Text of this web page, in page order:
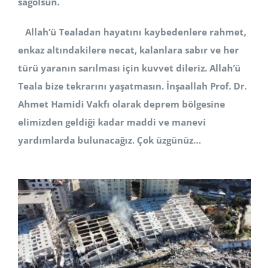
Allah’ü Tealadan hayatını kaybedenlere rahmet,
enkaz altındakilere necat, kalanlara sabır ve her
türü yaranın sarılması için kuvvet dileriz. Allah’ü
Teala bize tekrarını yaşatmasın. İnşaallah Prof. Dr.
Ahmet Hamidi Vakfı olarak deprem bölgesine
elimizden geldiği kadar maddi ve manevi
yardımlarda bulunacağız. Çok üzgünüz…